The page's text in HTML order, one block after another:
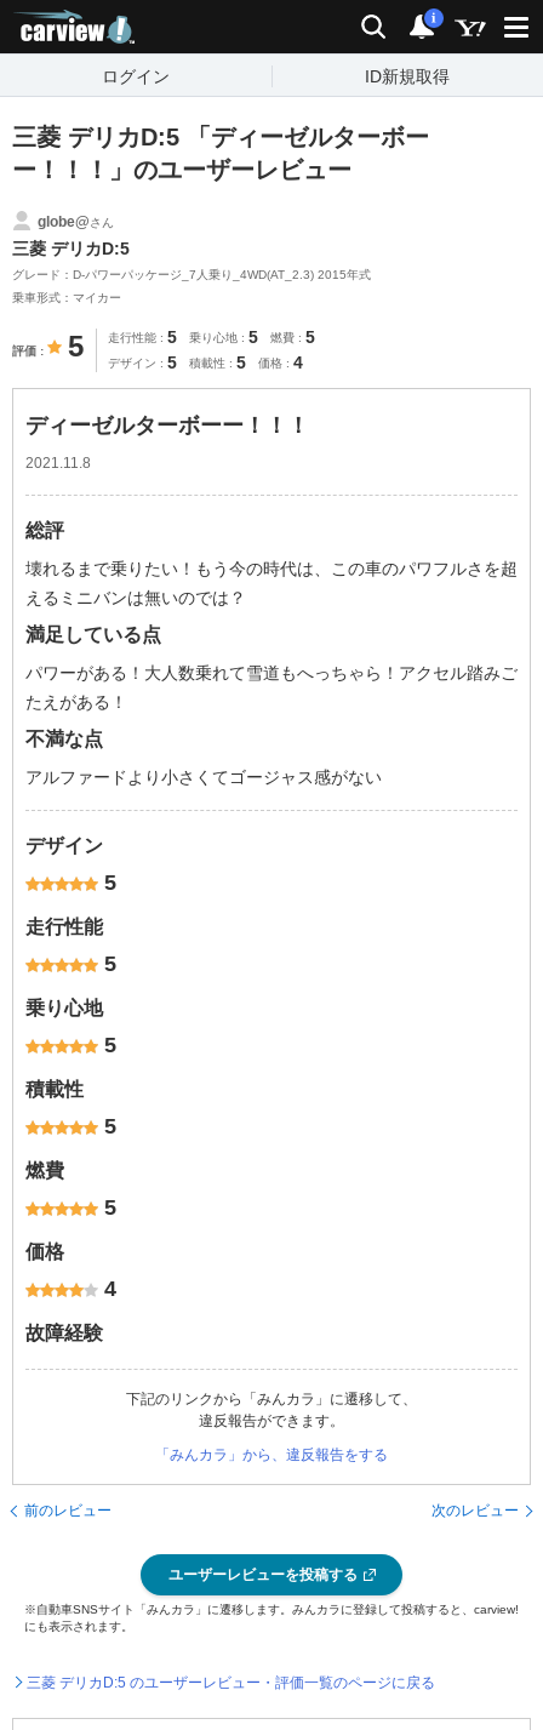
検索 通知
i
ログイン ID新規取得
三菱 デリカD:5 「ディーゼルターボー
ー！！！」のユーザーレビュー
globe@さん
三菱 デリカD:5
グレード：D-パワーパッケージ_7人乗り_4WD(AT_2.3) 2015年式
乗車形式：マイカー
評価 5 走行性能 5 乗り心地 5 燃費 5
デザイン 5 積載性 5 価格 4
ディーゼルターボーー！！！
2021.11.8
総評
壊れるまで乗りたい！もう今の時代は、この車のパワフルさを超
えるミニバンは無いのでは？
満足している点
パワーがある！大人数乗れて雪道もへっちゃら！アクセル踏みご
たえがある！
不満な点
アルファードより小さくてゴージャス感がない
デザイン
5
走行性能
5
乗り心地
5
積載性
5
燃費
5
価格
4
故障経験
下記のリンクから「みんカラ」に遷移して、
違反報告ができます。
「みんカラ」から、違反報告をする
前のレビュー 次のレビュー
ユーザーレビューを投稿する
※自動車SNSサイト「みんカラ」に遷移します。みんカラに登録して投稿すると、carview!
にも表示されます。
三菱 デリカD:5 のユーザーレビュー・評価一覧のページに戻る